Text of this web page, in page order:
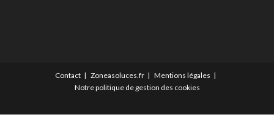
Contact Zoneasoluces.fr
Mentions légales
Notre politique de gestion des cookies